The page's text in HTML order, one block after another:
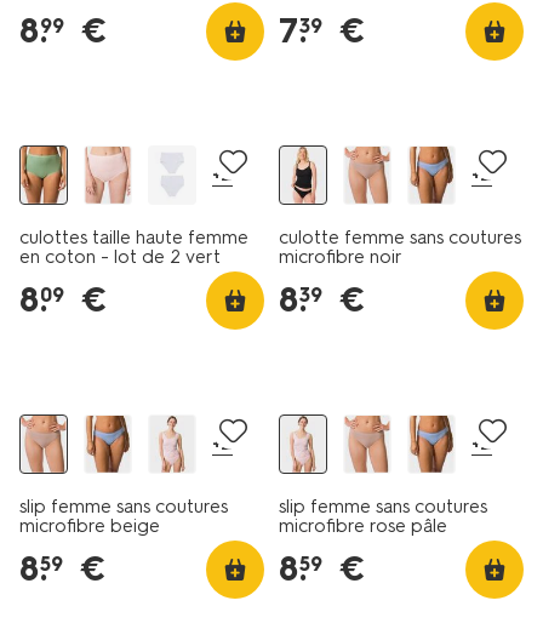
8.
99 € 7.
39 €
+2
culottes taille haute femme
en coton - lot de 2 vert
8.
09 €
+2
culotte femme sans coutures
microfibre noir
8.
39 €
+2
slip femme sans coutures
microfibre beige
8.
59 €
+2
slip femme sans coutures
microfibre rose pâle
8.
59 €